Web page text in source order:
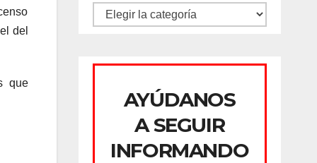
del
que
CATEGORÍAS
AYÚDANOS
A SEGUIR
INFORMANDO